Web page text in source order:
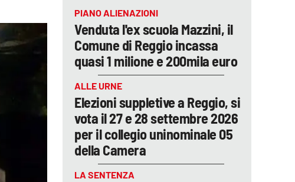
PIANO ALIENAZIONI
Venduta l'ex scuola Mazzini, il
Comune di Reggio incassa
quasi 1 milione e 200mila euro
ALLE URNE
Elezioni suppletive a Reggio, si
vota il 27 e 28 settembre 2026
per il collegio uninominale 05
della Camera
LA SENTENZA